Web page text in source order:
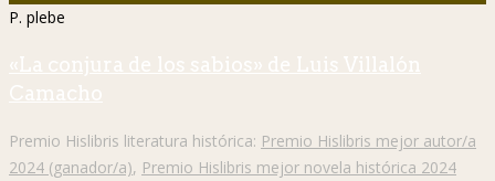
P. plebe
«La conjura de los sabios» de Luis Villalón
Camacho
Premio Hislibris literatura histórica: Premio Hislibris mejor autor/a
2024 (ganador/a), Premio Hislibris mejor novela histórica 2024